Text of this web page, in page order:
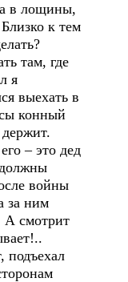
в лощины,
к тем
там, где
я
выехать в
конный
– это дед
войны
за ним
смотрит
подъехал